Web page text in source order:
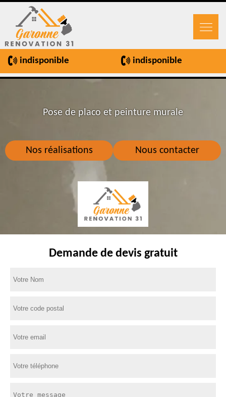
indisponible indisponible
Nos réalisations Nous contacter
Pose de placo et peinture murale
Demande de devis gratuit